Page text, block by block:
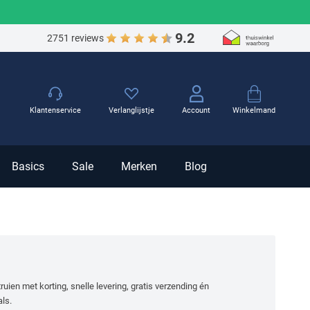
2751 reviews 9.2
Winkelmand
Basics Sale Merken Blog
Klantenservice Verlanglijstje Account
met korting, snelle levering, gratis verzending én